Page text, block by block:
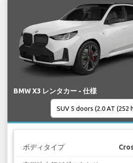
BMW X3 レンタカー - 仕様
ボディタイプ